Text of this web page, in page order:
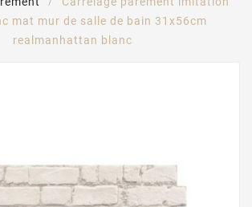
mat mur de salle de bain 31x56cm
realmanhattan blanc